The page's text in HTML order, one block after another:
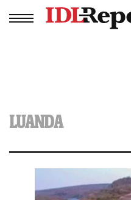
LUANDA